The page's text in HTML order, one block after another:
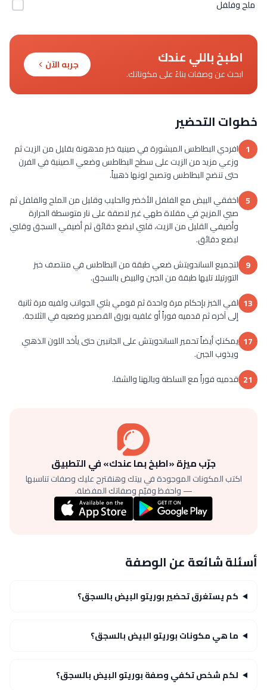
ملح وفلفل
اطبخ باللي عندك
ابحث عن وصفات بناءً على مكوناتك.
جربه الآن
خطوات التحضير
1 افردي البطاطس المبشورة في صينية خبز مدهونة بقليل من الزيت ثم
وزعي مزيد من الزيت على سطح البطاطس وضعي الصينية في الفرن
حتى تنضج البطاطس وتصبح لونها ذهبياً.
5 اخفقي البيض مع الفلفل الأخضر والحليب وقليل من الملح والفلفل ثم
صبي المزيج في مقلاة طهي غير لاصقة على نار متوسطة الحرارة
وأضيفي القليل من الزيت، قلبي لبضع دقائق ثم أضيفي السجق وقلبي
لبضع دقائق.
9 لتجميع الساندويتش ضعي طبقة من البطاطس في منتصف خبز
التورتيلا تليها طبقة من الجبن والبيض بالسجق.
13 لفي الخبز بإحكام مرة واحدة ثم قومي بثني الجوانب ولفيه مرة ثانية
إلى آخره ثم قدميه فوراً أو غلفيه بورق القصدير وضعيه في الثلاجة.
17 يمكنكِ أيضاً تحمير الساندويتش على الجانبين حتى يأخد اللون الذهبي
ويذوب الجبن.
21 قدميه فوراً مع السلطة وبالهنا والشفا.
جرّب ميزة «اطبخ بما عندك» في التطبيق
اكتب المكونات الموجودة في بيتك وهنقترح عليك وصفات تناسبها
— واحفظ وقيّم وصفاتك المفضلة.
أسئلة شائعة عن الوصفة
كم يستغرق تحضير بوريتو البيض بالسجق؟
ما هي مكونات بوريتو البيض بالسجق؟
لكم شخص تكفي وصفة بوريتو البيض بالسجق؟